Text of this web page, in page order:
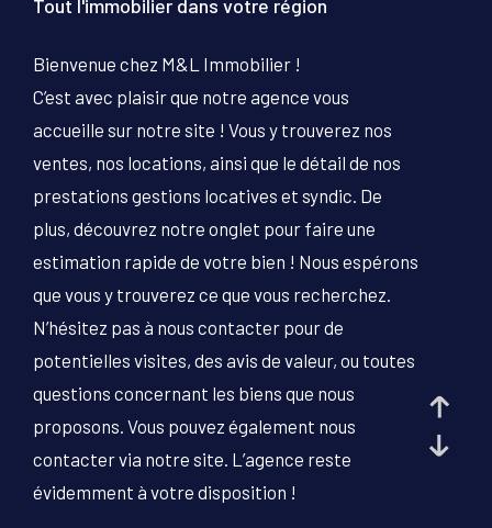
Tout l'immobilier dans votre région
Bienvenue chez M&L Immobilier !
C’est avec plaisir que notre agence vous
accueille sur notre site ! Vous y trouverez nos
ventes, nos locations, ainsi que le détail de nos
prestations gestions locatives et syndic. De
plus, découvrez notre onglet pour faire une
estimation rapide de votre bien ! Nous espérons
que vous y trouverez ce que vous recherchez.
N’hésitez pas à nous contacter pour de
potentielles visites, des avis de valeur, ou toutes
questions concernant les biens que nous
proposons. Vous pouvez également nous
contacter via notre site. L’agence reste
évidemment à votre disposition !
1 2 3
Localisation
Surface
AFFINER LES CRITÈRES
PARKING TERRASSE PISCINE
FILTRER PAR